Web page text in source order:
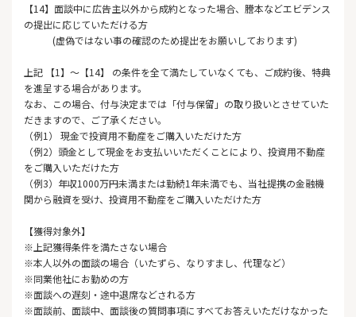
【14】面談中に広告主以外から成約となった場合、謄本などエビデンス
の提出に応じていただける方
(虚偽ではない事の確認のため提出をお願いしております)
上記 【1】～【14】 の条件を全て満たしていなくても、ご成約後、特典
を進呈する場合があります。
なお、この場合、付与決定までは「付与保留」の取り扱いとさせていた
だきますので、ご了承ください。
（例1） 現金で投資用不動産をご購入いただけた方
（例2）頭金として現金をお支払いいただくことにより、投資用不動産
をご購入いただけた方
（例3）年収1000万円未満または勤続1年未満でも、当社提携の金融機
関から融資を受け、投資用不動産をご購入いただけた方
【獲得対象外】
※上記獲得条件を満たさない場合
※本人以外の面談の場合（いたずら、なりすまし、代理など）
※同業他社にお勤めの方
※面談への遅刻・途中退席などされる方
※面談前、面談中、面談後の質問事項にすべてお答えいただけなかった